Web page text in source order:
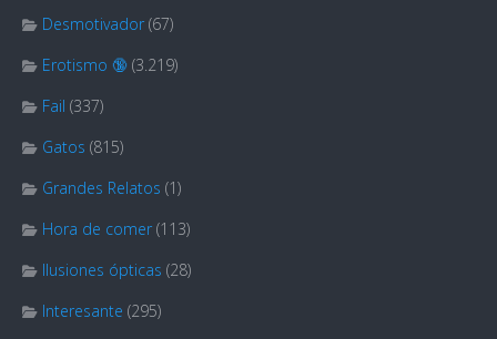
Desmotivador (67)
Erotismo 🔞 (3.219)
Fail (337)
Gatos (815)
Grandes Relatos (1)
Hora de comer (113)
Ilusiones ópticas (28)
Interesante (295)